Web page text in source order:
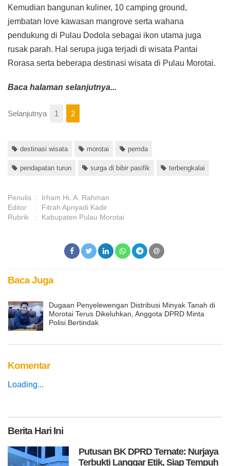
Kemudian bangunan kuliner, 10 camping ground,
jembatan love kawasan mangrove serta wahana
pendukung di Pulau Dodola sebagai ikon utama juga
rusak parah. Hal serupa juga terjadi di wisata Pantai
Rorasa serta beberapa destinasi wisata di Pulau Morotai.
Baca halaman selanjutnya...
Selanjutnya 1 2
destinasi wisata morotai pemda
pendapatan turun surga di bibir pasifik terbengkalai
Penulis :
Irham Hi. A. Rahman
Editor
:
Fitrah Apriyadi Kadir
Rubrik
: Kabupaten Pulau Morotai
Baca Juga
Dugaan Penyelewengan Distribusi Minyak Tanah di
Morotai Terus Dikeluhkan, Anggota DPRD Minta
Polisi Bertindak
Komentar
Loading...
BeritaHari Ini
Putusan BK DPRD Ternate: Nurjaya
Terbukti Langgar Etik, Siap Tempuh